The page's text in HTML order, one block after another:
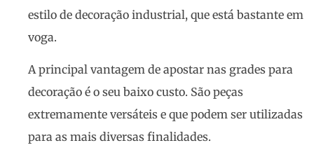
estilo de decoração industrial, que está bastante em
voga.
A principal vantagem de apostar nas grades para
decoração é o seu baixo custo. São peças
extremamente versáteis e que podem ser utilizadas
para as mais diversas finalidades.